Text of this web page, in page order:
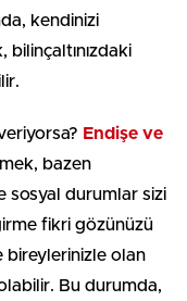
kendinizi
Endişe ve
bazen
sosyal durumlar sizi
fikri gözünüzü
bireylerinizle olan
Bu durumda,